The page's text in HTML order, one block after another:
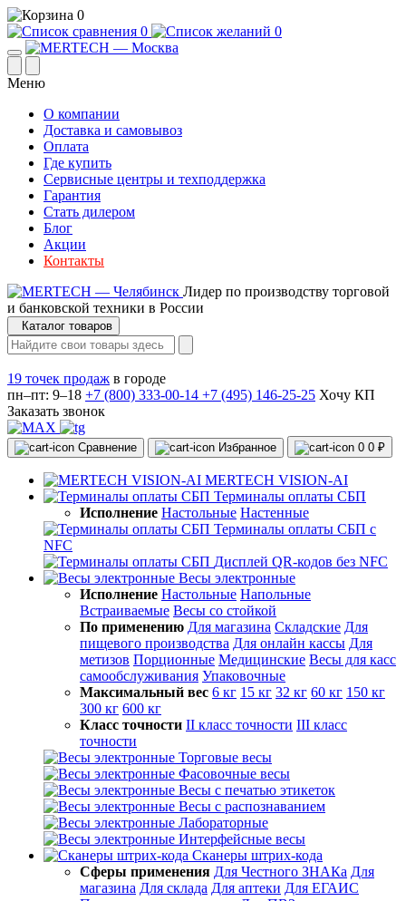
0
0
0
Меню
О компании
Доставка и самовывоз
Оплата
Где купить
Сервисные центры и техподдержка
Гарантия
Стать дилером
Блог
Акции
Контакты
Лидер по производству торговой
и банковской техники в России
Каталог товаров
19 точек продаж в городе
пн–пт: 9–18 +7 (800) 333-00-14 +7 (495) 146-25-25 Хочу КП
Заказать звонок
Сравнение Избранное 0 0 ₽
MERTECH VISION-AI
Терминалы оплаты СБП
Исполнение Настольные Настенные
Терминалы оплаты СБП с
NFC
Дисплей QR-кодов без NFC
Весы электронные
Исполнение Настольные Напольные
Встраиваемые Весы со стойкой
По применению Для магазина Складские Для
пищевого производства Для онлайн кассы Для
метизов Порционные Медицинские Весы для касс
самообслуживания Упаковочные
Максимальный вес 6 кг 15 кг 32 кг 60 кг 150 кг
300 кг 600 кг
Класс точности II класс точности III класс
точности
Торговые весы
Фасовочные весы
Весы с печатью этикеток
Весы с распознаванием
Лабораторные
Интерфейсные весы
Сканеры штрих-кода
Сферы применения Для Честного ЗНАКа Для
магазина Для склада Для аптеки Для ЕГАИС